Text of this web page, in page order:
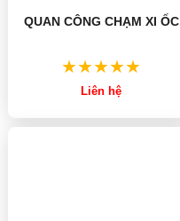
QUAN CÔNG CHẠM XI ỐC
Liên hệ